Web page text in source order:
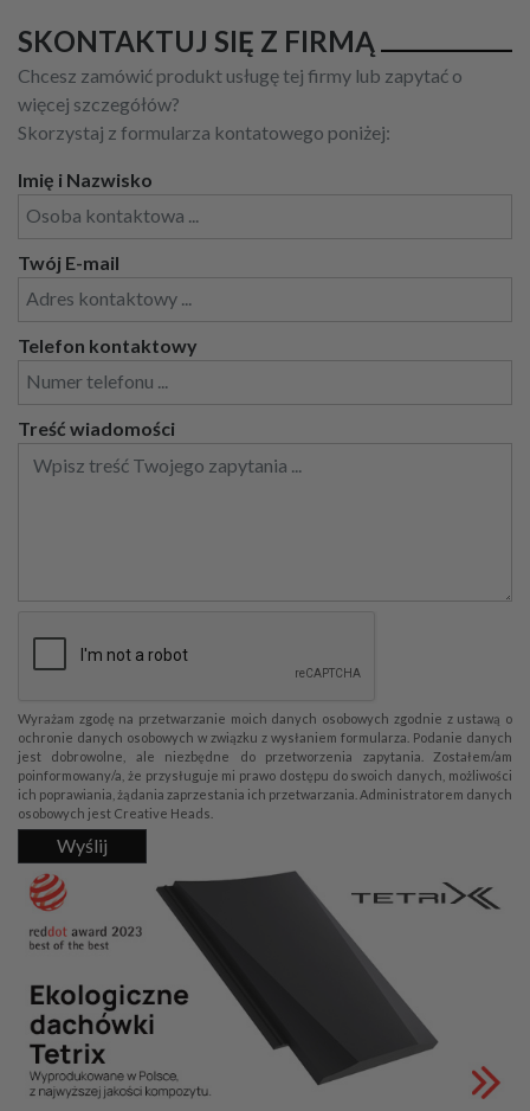
SKONTAKTUJ SIĘ Z FIRMĄ
Chcesz zamówić produkt usługę tej firmy lub zapytać o
więcej szczegółów?
Skorzystaj z formularza kontatowego poniżej:
Imię i Nazwisko
Twój E-mail
Telefon kontaktowy
Treść wiadomości
Wyrażam zgodę na przetwarzanie moich danych osobowych zgodnie z ustawą o
ochronie danych osobowych w związku z wysłaniem formularza. Podanie danych
jest dobrowolne, ale niezbędne do przetworzenia zapytania. Zostałem/am
poinformowany/a, że przysługuje mi prawo dostępu do swoich danych, możliwości
ich poprawiania, żądania zaprzestania ich przetwarzania. Administratorem danych
osobowych jest Creative Heads.
Wyślij